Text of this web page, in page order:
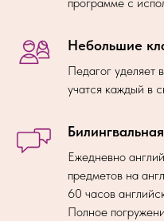
Небольшие
Педагог уделяет
учатся каждый в
Ежедневно
предметов на
60 часов
Полное